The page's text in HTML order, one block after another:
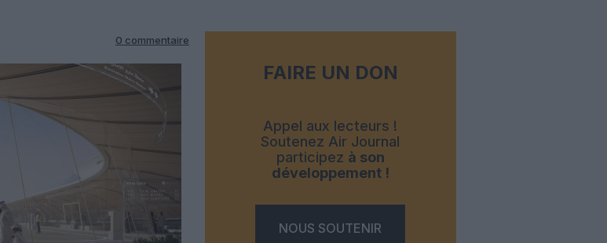
0 commentaire
FAIRE UN DON
Appel aux lecteurs !
Soutenez Air Journal
participez à son
développement !
NOUS SOUTENIR